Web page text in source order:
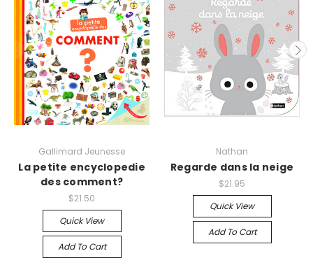
Gallimard Jeunesse
La petite encyclopedie
des comment?
$21.50
Quick View
Add To Cart
Nathan
Regarde dans la neige
$21.95
Quick View
Add To Cart